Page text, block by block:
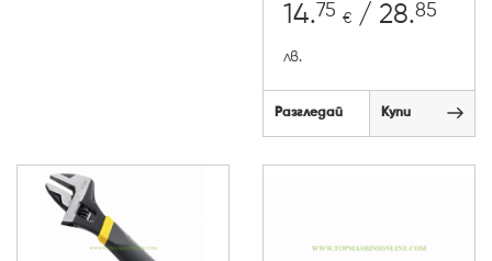
14.75 € / 28.85
лв.
Разгледай Купи